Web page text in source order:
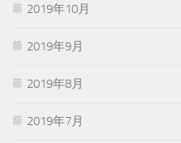
2019年10月
2019年9月
2019年8月
2019年7月